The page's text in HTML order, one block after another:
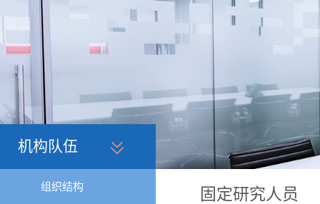
机构队伍
组织结构 固定研究人员